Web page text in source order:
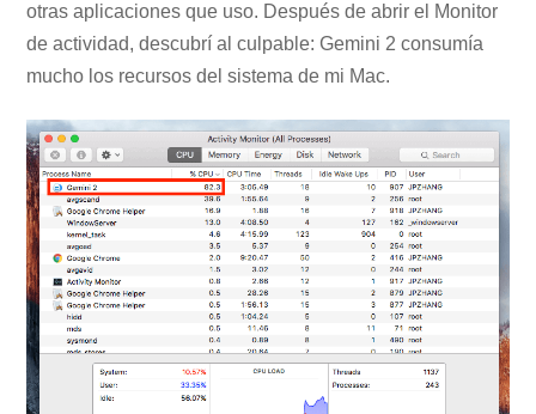
otras aplicaciones que uso. Después de abrir el Monitor
de actividad, descubrí al culpable: Gemini 2 consumía
mucho los recursos del sistema de mi Mac.